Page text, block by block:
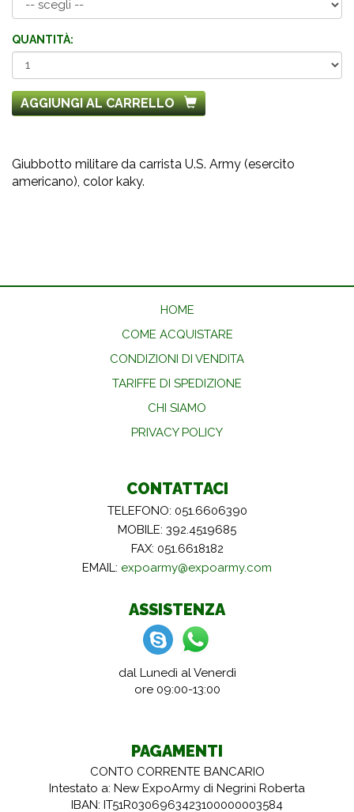
QUANTITÀ:
AGGIUNGI AL CARRELLO
Giubbotto militare da carrista U.S. Army (esercito
americano), color kaky.
HOME
COME ACQUISTARE
CONDIZIONI DI VENDITA
TARIFFE DI SPEDIZIONE
CHI SIAMO
PRIVACY POLICY
CONTATTACI
TELEFONO: 051.6606390
MOBILE: 392.4519685
FAX: 051.6618182
EMAIL: expoarmy@expoarmy.com
ASSISTENZA
dal Lunedì al Venerdì
ore 09:00-13:00
PAGAMENTI
CONTO CORRENTE BANCARIO
Intestato a: New ExpoArmy di Negrini Roberta
IBAN: IT51R0306963423100000003584